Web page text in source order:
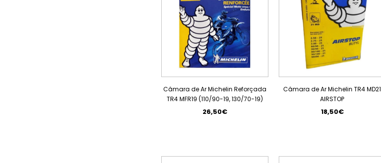
Câmara de Ar Michelin Reforçada
TR4 MFR19 (110/90-19, 130/70-19)
26,50€
Câmara de Ar Michelin TR4 MD21
AIRSTOP
18,50€